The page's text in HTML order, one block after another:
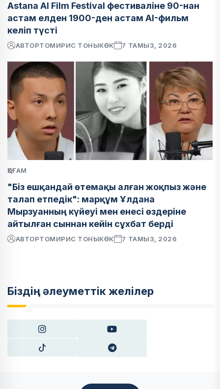
Astana AI Film Festival фестиваліне 90-нан
астам елден 1900-ден астам AI-фильм
келіп түсті
АВТОРТОМИРИС ТОНЫКӨК 7 ТАМЫЗ, 2026
ҚОҒАМ
"Біз ешқандай өтемақы алған жоқпыз және
талап етпедік": марқұм Ұлдана
Мырзуанның күйеуі мен енесі өздеріне
айтылған сыннан кейін сұхбат берді
АВТОРТОМИРИС ТОНЫКӨК 7 ТАМЫЗ, 2026
Біздің әлеуметтік желілер